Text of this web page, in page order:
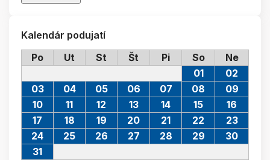
Kalendár podujatí
Po
Ut St Št Pi So Ne
01
02
03
04 05 06 07 08
09
10
11 12 13 14 15
16
17
18 19 20 21 22
23
24
25 26 27 28 29
30
31